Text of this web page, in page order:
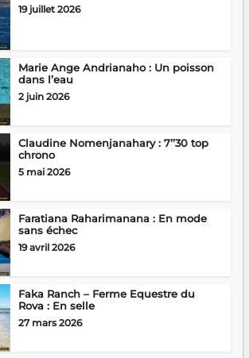
19 juillet 2026
Marie Ange Andrianaho : Un poisson
dans l’eau
2 juin 2026
Claudine Nomenjanahary : 7’’30 top
chrono
5 mai 2026
Faratiana Raharimanana : En mode
sans échec
19 avril 2026
Faka Ranch – Ferme Equestre du
Rova : En selle
27 mars 2026